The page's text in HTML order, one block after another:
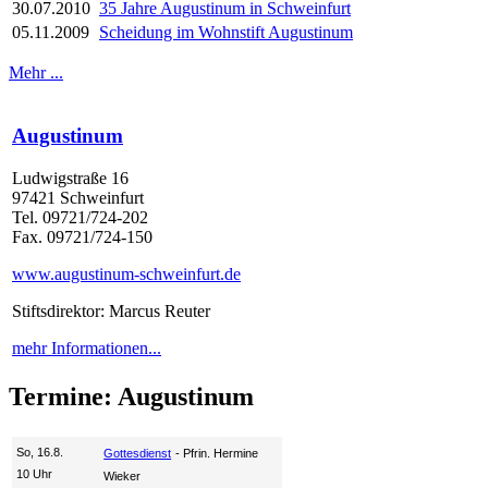
30.07.2010 35 Jahre Augustinum in Schweinfurt
05.11.2009 Scheidung im Wohnstift Augustinum
Mehr ...
Augustinum
Ludwigstraße 16
97421 Schweinfurt
Tel. 09721/724-202
Fax. 09721/724-150
www.augustinum-schweinfurt.de
Stiftsdirektor: Marcus Reuter
mehr Informationen...
Termine: Augustinum
So, 16.8.
10 Uhr
Gottesdienst
Pfrin. Hermine
Wieker